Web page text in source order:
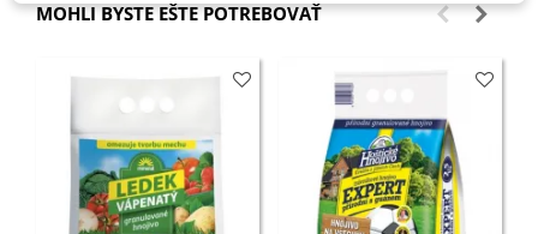
MOHLI BYSTE EŠTE POTREBOVAŤ